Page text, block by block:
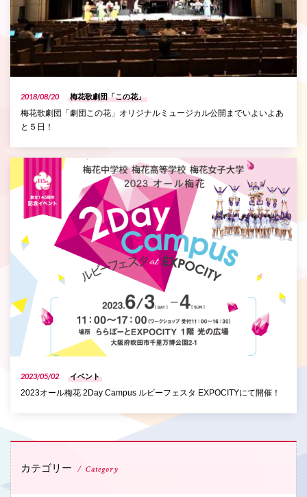
2018/08/20 梅花歌劇団「この花」
梅花歌劇団「劇団この花」オリジナルミュージカル公開までいよいよあ
と５日！
2023/05/02 イベント
2023オール梅花 2Day Campus ルビーフェスタ EXPOCITYにて開催！
カテゴリー Category